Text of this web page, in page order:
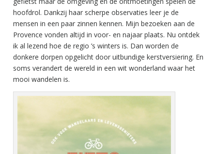
hoofdrol. Dankzij haar scherpe observaties leer je de
mensen in een paar zinnen kennen. Mijn bezoeken aan de
Provence vonden altijd in voor- en najaar plaats. Nu ontdek
ik al lezend hoe de regio ’s winters is. Dan worden de
donkere dorpen opgelicht door uitbundige kerstversiering. En
soms verandert de wereld in een wit wonderland waar het
mooi wandelen is.